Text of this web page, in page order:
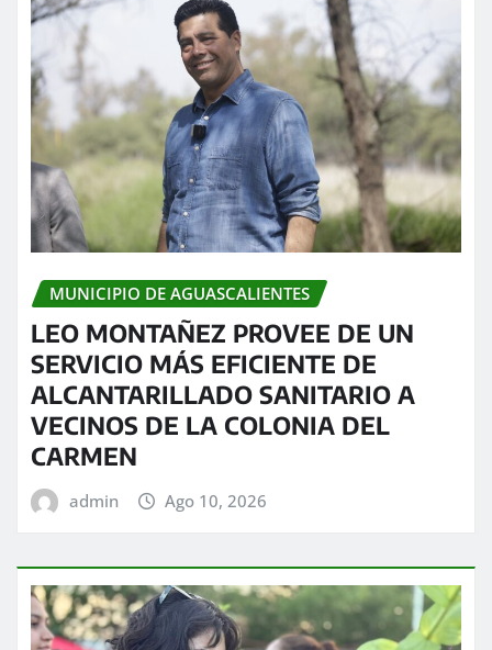
MUNICIPIO DE AGUASCALIENTES
LEO MONTAÑEZ PROVEE DE UN
SERVICIO MÁS EFICIENTE DE
ALCANTARILLADO SANITARIO A
VECINOS DE LA COLONIA DEL
CARMEN
admin Ago 10, 2026